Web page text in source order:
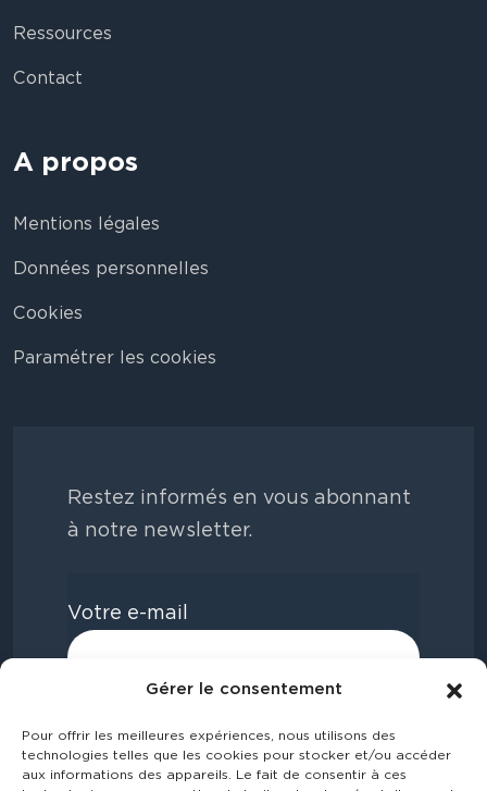
Gérer le consentement
Pour offrir les meilleures expériences, nous utilisons des
technologies telles que les cookies pour stocker et/ou accéder
aux informations des appareils. Le fait de consentir à ces
Ressources
Contact
A propos
Mentions légales
Données personnelles
Cookies
Paramétrer les cookies
Restez informés en vous abonnant
à notre newsletter.
Votre e-mail